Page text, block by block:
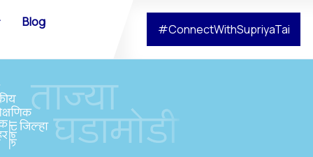
Blog
#ConnectWithSupriyaTai